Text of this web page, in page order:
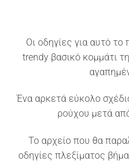
Οι οδηγίες για αυτό
trendy βασικό κομμάτι
Ένα αρκετά εύκολο
ρούχου μετά
To αρχείο που θα
οδηγίες πλεξίματος